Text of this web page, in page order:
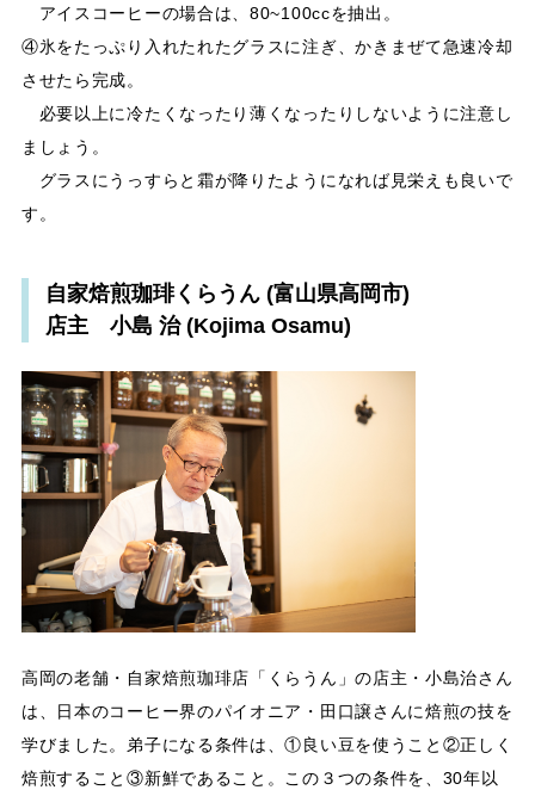
アイスコーヒーの場合は、80~100ccを抽出。
④氷をたっぷり入れたれたグラスに注ぎ、かきまぜて急速冷却
させたら完成。
必要以上に冷たくなったり薄くなったりしないように注意し
ましょう。
グラスにうっすらと霜が降りたようになれば見栄えも良いで
す。
自家焙煎珈琲くらうん (富山県高岡市)
店主 小島 治 (Kojima Osamu)
高岡の老舗・自家焙煎珈琲店「くらうん」の店主・小島治さん
は、日本のコーヒー界のパイオニア・田口譲さんに焙煎の技を
学びました。弟子になる条件は、①良い豆を使うこと②正しく
焙煎すること③新鮮であること。この３つの条件を、30年以